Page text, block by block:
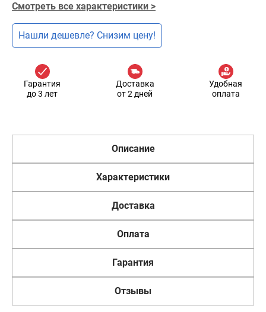
Смотреть все характеристики >
Нашли дешевле? Снизим цену!
Гарантия
до 3 лет
Доставка
от 2 дней
Удобная
оплата
Описание
Характеристики
Доставка
Оплата
Гарантия
Отзывы